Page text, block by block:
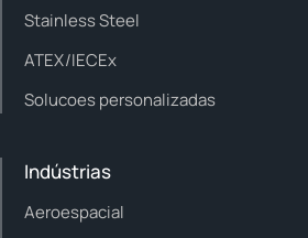
Stainless Steel
ATEX/IECEx
Solucoes personalizadas
Indústrias
Aeroespacial